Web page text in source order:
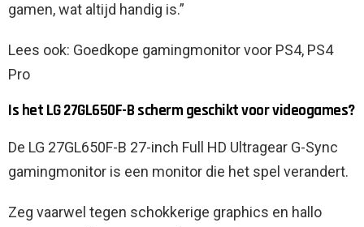
gamen, wat altijd handig is.”
Lees ook: Goedkope gamingmonitor voor PS4, PS4
Pro
Is het LG 27GL650F-B scherm geschikt voor videogames?
De LG 27GL650F-B 27-inch Full HD Ultragear G-Sync
gamingmonitor is een monitor die het spel verandert.
Zeg vaarwel tegen schokkerige graphics en hallo